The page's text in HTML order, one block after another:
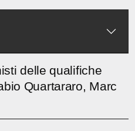
delle qualifiche
Quartararo, Marc